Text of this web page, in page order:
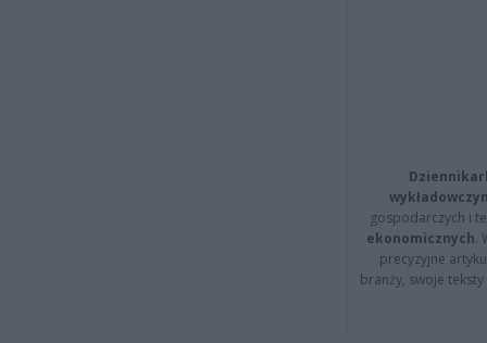
gospodarczych i
ekonomicznych.
precyzyjne
branży, swoje